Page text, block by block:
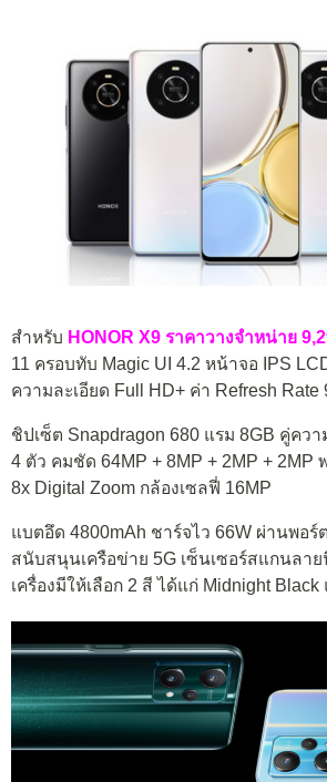
สำหรับ HONOR X9 ราคาวางจำหน่าย
11 ครอบทับ Magic UI 4.2 หน้าจอ IPS
ความละเอียด Full HD+ ค่า Refresh Rate
ชิปเซ็ต Snapdragon 680 แรม 8GB คู่คว
4 ตัว คมชัด 64MP + 8MP + 2MP + 2MP
8x Digital Zoom กล้องเซลฟี่ 16MP
แบตอึด 4800mAh ชาร์จไว 66W ผ่านพอร์
สนับสนุนเครือข่าย 5G เซ็นเซอร์สแกนลา
เครื่องมีให้เลือก 2 สี ได้แก่ Midnight